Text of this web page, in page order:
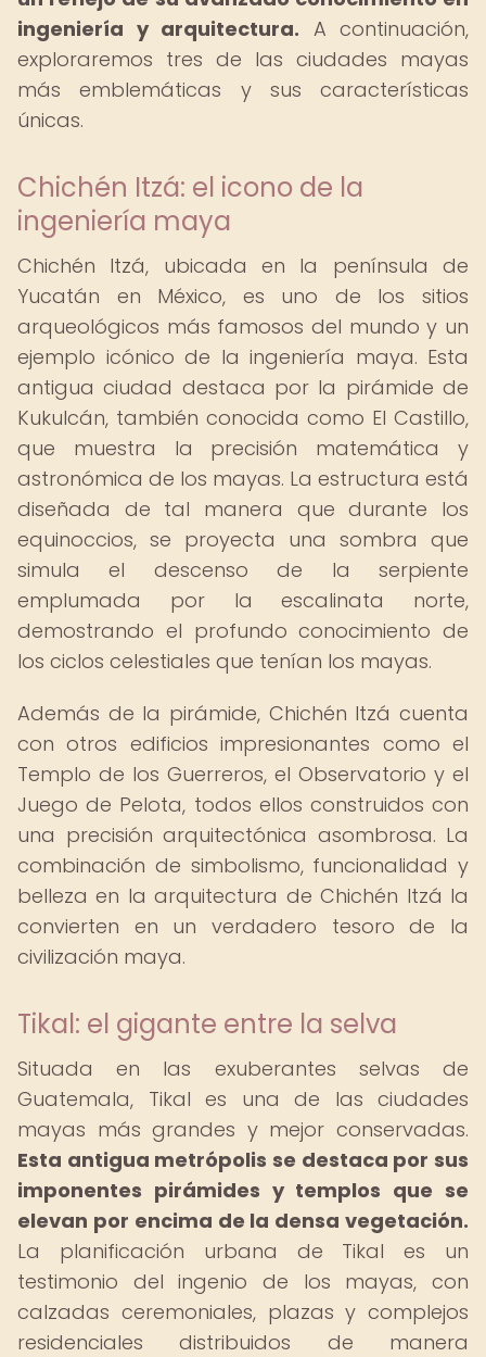
ingeniería y arquitectura. A continuación,
exploraremos tres de las ciudades mayas
más emblemáticas y sus características
únicas.
Chichén Itzá: el icono de la
ingeniería maya
Chichén Itzá, ubicada en la península de
Yucatán en México, es uno de los sitios
arqueológicos más famosos del mundo y un
ejemplo icónico de la ingeniería maya. Esta
antigua ciudad destaca por la pirámide de
Kukulcán, también conocida como El Castillo,
que muestra la precisión matemática y
astronómica de los mayas. La estructura está
diseñada de tal manera que durante los
equinoccios, se proyecta una sombra que
simula el descenso de la serpiente
emplumada por la escalinata norte,
demostrando el profundo conocimiento de
los ciclos celestiales que tenían los mayas.
Además de la pirámide, Chichén Itzá cuenta
con otros edificios impresionantes como el
Templo de los Guerreros, el Observatorio y el
Juego de Pelota, todos ellos construidos con
una precisión arquitectónica asombrosa. La
combinación de simbolismo, funcionalidad y
belleza en la arquitectura de Chichén Itzá la
convierten en un verdadero tesoro de la
civilización maya.
Tikal: el gigante entre la selva
Situada en las exuberantes selvas de
Guatemala, Tikal es una de las ciudades
mayas más grandes y mejor conservadas.
Esta antigua metrópolis se destaca por sus
imponentes pirámides y templos que se
elevan por encima de la densa vegetación.
La planificación urbana de Tikal es un
testimonio del ingenio de los mayas, con
calzadas ceremoniales, plazas y complejos
residenciales distribuidos de manera